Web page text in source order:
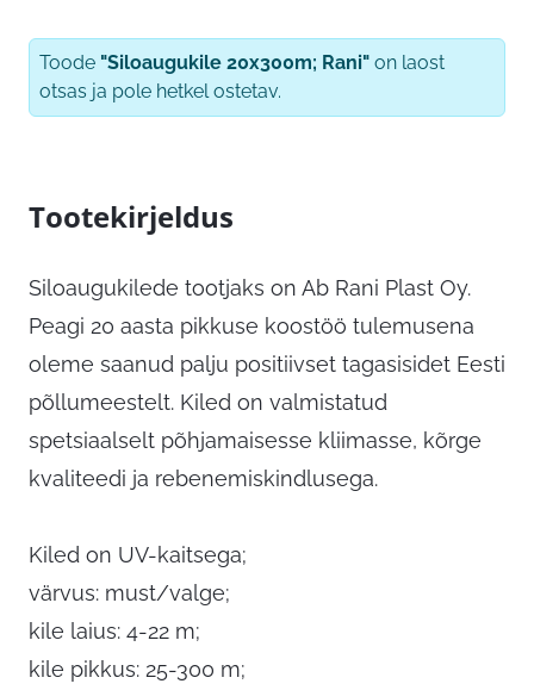
Toode "Siloaugukile 20x300m; Rani" on laost
otsas ja pole hetkel ostetav.
Tootekirjeldus
Siloaugukilede tootjaks on Ab Rani Plast Oy.
Peagi 20 aasta pikkuse koostöö tulemusena
oleme saanud palju positiivset tagasisidet Eesti
põllumeestelt. Kiled on valmistatud
spetsiaalselt põhjamaisesse kliimasse, kõrge
kvaliteedi ja rebenemiskindlusega.
Kiled on UV-kaitsega;
värvus: must/valge;
kile laius: 4-22 m;
kile pikkus: 25-300 m;